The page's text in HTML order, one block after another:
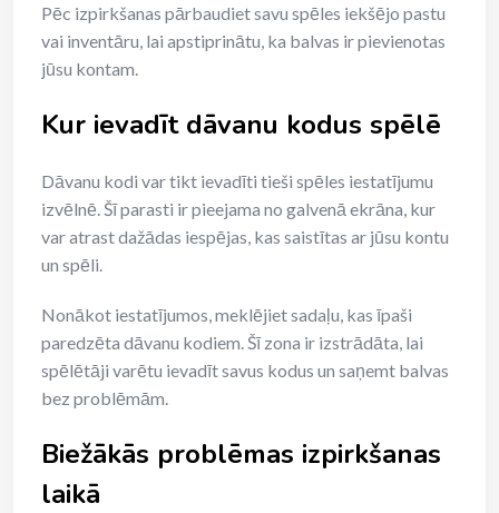
Pēc izpirkšanas pārbaudiet savu spēles iekšējo pastu
vai inventāru, lai apstiprinātu, ka balvas ir pievienotas
jūsu kontam.
Kur ievadīt dāvanu kodus spēlē
Dāvanu kodi var tikt ievadīti tieši spēles iestatījumu
izvēlnē. Šī parasti ir pieejama no galvenā ekrāna, kur
var atrast dažādas iespējas, kas saistītas ar jūsu kontu
un spēli.
Nonākot iestatījumos, meklējiet sadaļu, kas īpaši
paredzēta dāvanu kodiem. Šī zona ir izstrādāta, lai
spēlētāji varētu ievadīt savus kodus un saņemt balvas
bez problēmām.
Biežākās problēmas izpirkšanas
laikā